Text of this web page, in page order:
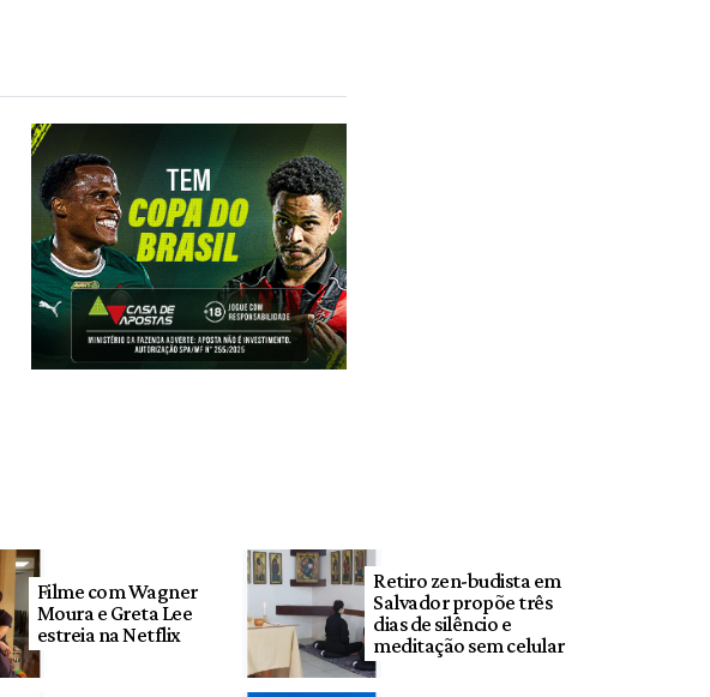
Filme com Wagner
Moura e Greta Lee
estreia na Netflix
Retiro zen-budista em
Salvador propõe três
dias de silêncio e
meditação sem celular